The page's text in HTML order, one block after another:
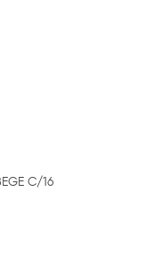
C/16